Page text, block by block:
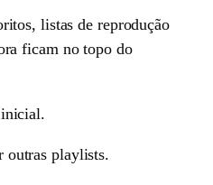
listas de reprodução
ficam no topo do
outras playlists.